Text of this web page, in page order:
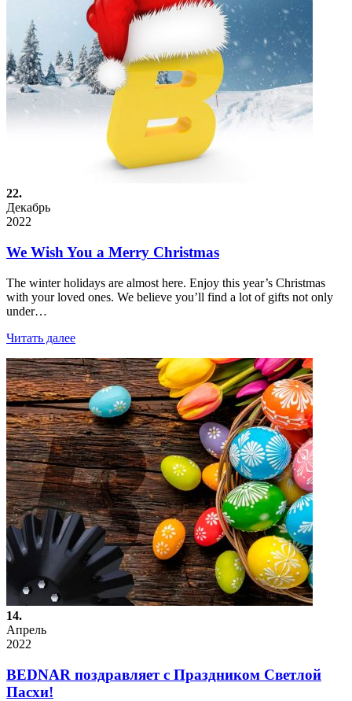
22.
Декабрь
2022
We Wish You a Merry Christmas
The winter holidays are almost here. Enjoy this year’s Christmas
with your loved ones. We believe you’ll find a lot of gifts not only
under…
Читать далее
14.
Апрель
2022
BEDNAR поздравляет с Праздником Светлой
Пасхи!